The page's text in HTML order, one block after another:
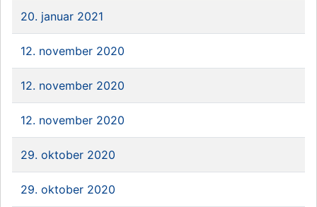
20. januar 2021
12. november 2020
12. november 2020
12. november 2020
29. oktober 2020
29. oktober 2020